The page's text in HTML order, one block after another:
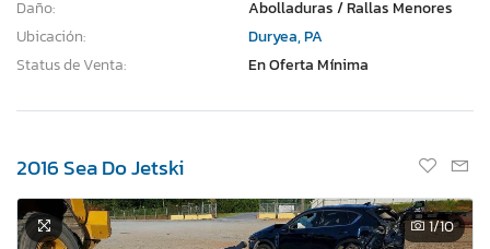
Daño:
Abolladuras / Rallas Menores
Ubicación:
Duryea, PA
Status de Venta:
En Oferta Mínima
2016 Sea Do Jetski
1/10